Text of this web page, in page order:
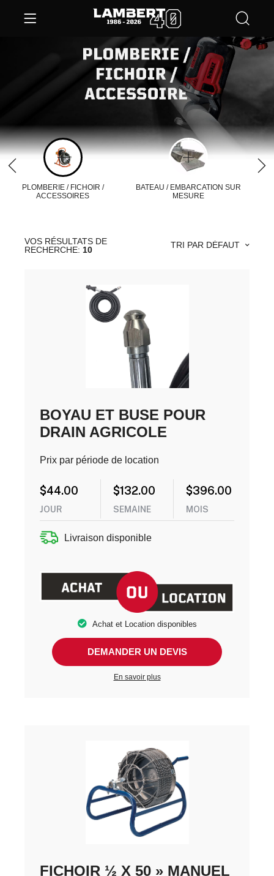
PLOMBERIE / FICHOIR /
ACCESSOIRES
BATEAU / EMBARCATION SUR
MESURE
VOS RÉSULTATS DE
RECHERCHE: 10 TRI PAR DÉFAUT
BOYAU ET BUSE POUR
DRAIN AGRICOLE
Prix par période de location
$44.00
JOUR
$132.00
SEMAINE
$396.00
MOIS
Livraison disponible
Achat et Location disponibles
DEMANDER UN DEVIS
En savoir plus
FICHOIR ½ X 50 » MANUEL